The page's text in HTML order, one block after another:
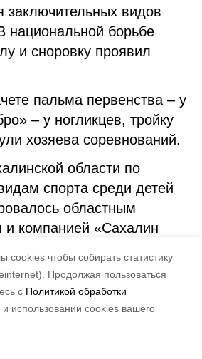
cookies чтобы собирать статистику
Продолжая пользоваться
с Политикой обработки
и использовании cookies вашего
заключительных видов
национальной борьбе
и сноровку проявил
пальма первенства – у
– у ногликцев, тройку
хозяева соревнований.
области по
спорта среди детей
областным
и компанией «Сахалин